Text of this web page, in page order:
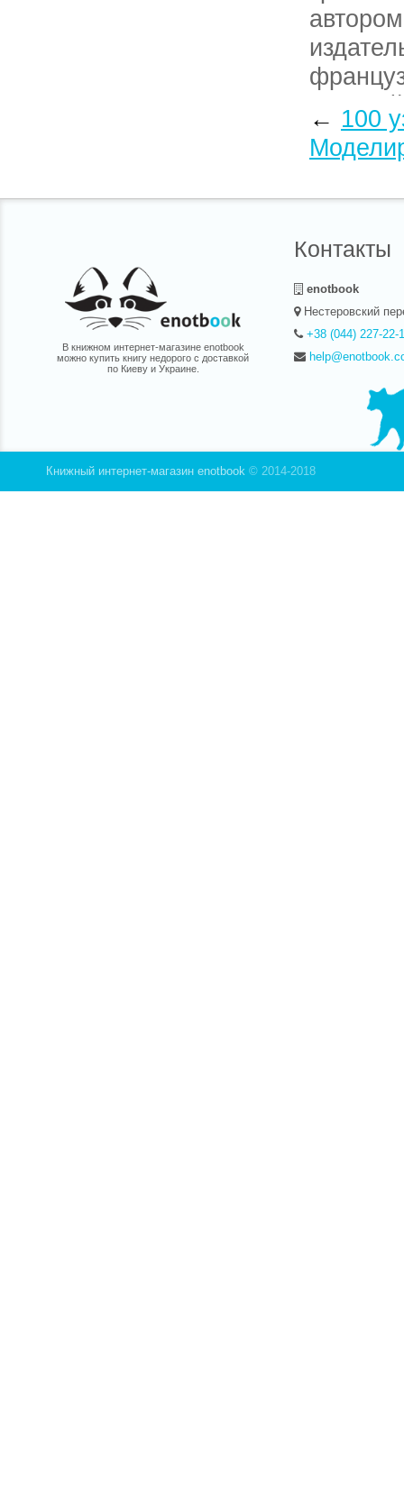
книги
для
← 100
В книжном интернет-магазине enotbook
можно купить книгу недорого с доставкой
по Киеву и Украине.
Контакты
enotbook
Нестеровский
+38 (044) 227-22-
Книжный интернет-магазин enotbook © 2014-2018